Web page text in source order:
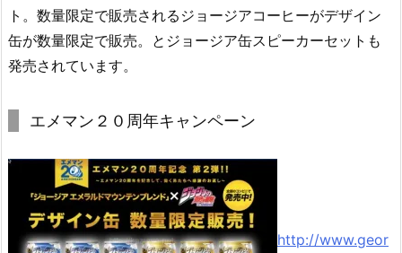
ト。数量限定で販売されるジョージアコーヒーがデザイン
缶が数量限定で販売。とジョージア缶スピーカーセットも
発売されています。
エメマン２０周年キャンペーン
http://www.geor